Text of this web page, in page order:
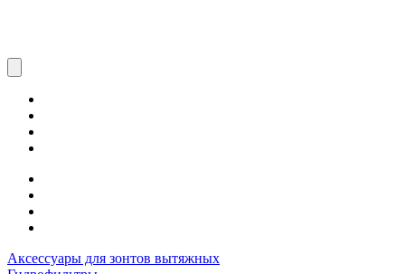
Аксессуары для зонтов вытяжных